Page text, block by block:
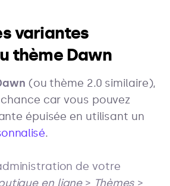
variantes
thème Dawn
(ou thème 2.0 similaire),
car vous pouvez
épuisée en utilisant un
.
de votre
en ligne> Thèmes >